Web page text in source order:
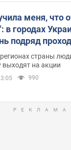
меня, что
в городах
подряд
митинги за
Федорова.
страны
выходят на акции
990